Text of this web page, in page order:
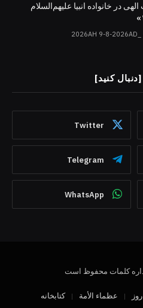
در خانواده انبیا‌‌ علیهم‌السلام
کنید]
Twitter
Telegram
WhatsApp
کلمات محفوظ است
عظماء‌ الأمة کتابخانه